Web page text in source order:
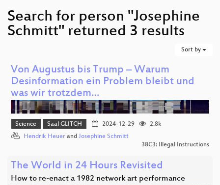
Search for person "Josephine
Schmitt" returned 3 results
Sort by
Von Augustus bis Trump – Warum
Desinformation ein Problem bleibt und
was wir trotzdem…
Science Saal GLITCH 2024-12-29
2.8k
Hendrik Heuer and Josephine Schmitt
38C3: Illegal Instructions
The World in 24 Hours Revisited
How to re-enact a 1982 network art performance